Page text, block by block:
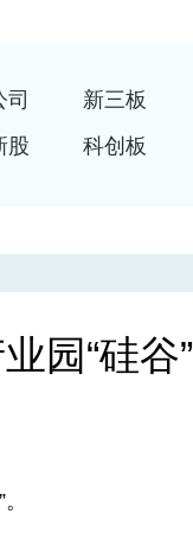
司 新三板
股 科创板
园“硅谷”